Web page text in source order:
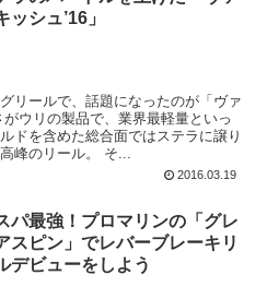
ッシュ’16」
リールで、話題になったのが「ヴァ
ウリの製品で、業界最軽量といっ
ドを含めた総合面ではステラに譲り
峰のリール。 そ...
2016.03.19
パ最強！プロマリンの「グレ
スピン」でレバーブレーキリ
デビューをしよう